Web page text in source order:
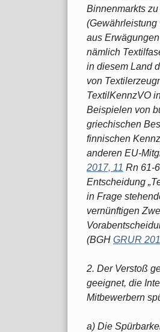
Binnenmarkts
(Gewährleistung
aus
nämlich
in diesem Land
von
TextilKennzVO
Beispielen von
griechischen
finnischen
anderen EU-
2017, 11 Rn 61-
Entscheidung
in Frage
vernünftigen
(BGH GRUR
2. Der Verstoß
geeignet, die
Mitbewerbern
a) Die